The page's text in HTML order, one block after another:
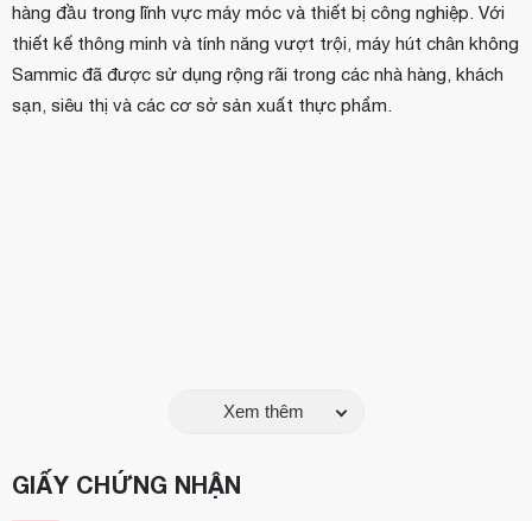
hàng đầu trong lĩnh vực máy móc và thiết bị công nghiệp. Với
thiết kế thông minh và tính năng vượt trội, máy hút chân không
Sammic đã được sử dụng rộng rãi trong các nhà hàng, khách
sạn, siêu thị và các cơ sở sản xuất thực phẩm.
Xem thêm
GIẤY CHỨNG NHẬN